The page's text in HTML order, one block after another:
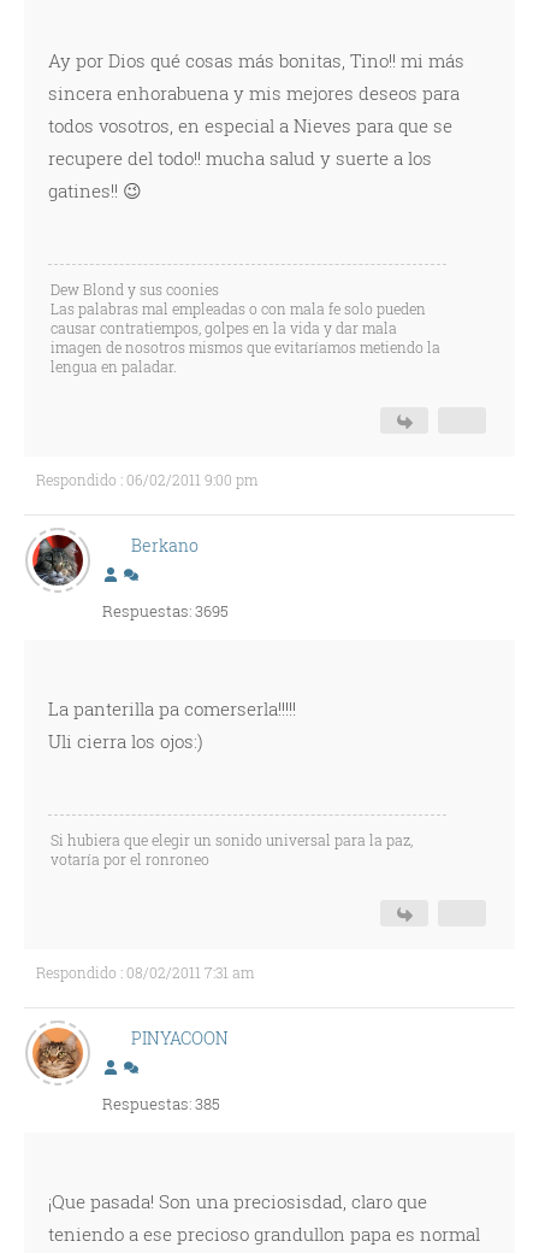
Ay por Dios qué cosas más bonitas, Tino!! mi más
sincera enhorabuena y mis mejores deseos para
todos vosotros, en especial a Nieves para que se
recupere del todo!! mucha salud y suerte a los
gatines!! 😉
Dew Blond y sus coonies
Las palabras mal empleadas o con mala fe solo pueden
causar contratiempos, golpes en la vida y dar mala
imagen de nosotros mismos que evitaríamos metiendo la
lengua en paladar.
Respondido : 06/02/2011 9:00 pm
Berkano
Respuestas: 3695
La panterilla pa comerserla!!!!!
Uli cierra los ojos:)
Si hubiera que elegir un sonido universal para la paz,
votaría por el ronroneo
Respondido : 08/02/2011 7:31 am
PINYACOON
Respuestas: 385
¡Que pasada! Son una preciosisdad, claro que
teniendo a ese precioso grandullon papa es normal